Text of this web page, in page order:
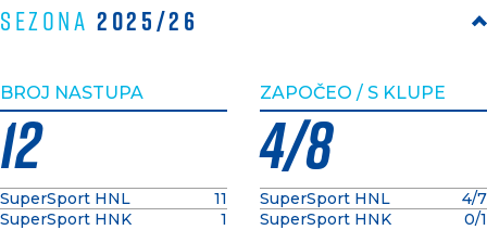
Sezona2025/26
BROJ NASTUPA
12
SuperSport HNL
11
SuperSport HNK
1
ZAPOČEO / S KLUPE
4/8
SuperSport HNL
4/7
SuperSport HNK
0/1